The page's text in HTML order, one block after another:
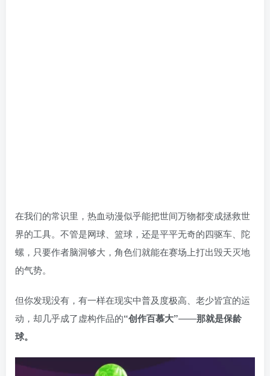
在我们的常识里，热血动漫似乎能把世间万物都变成拯救世
界的工具。不管是网球、篮球，还是平平无奇的四驱车、陀
螺，只要作者脑洞够大，角色们就能在赛场上打出毁天灭地
的气势。
但你发现没有，有一样在现实中普及度极高、老少皆宜的运
动，却几乎成了虚构作品的“创作百慕大”——那就是保龄
球。